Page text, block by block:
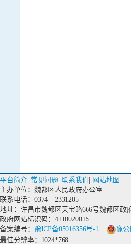
平台简介 常见问题 联系我们
网站地图
主办单位：魏都区人民政府办公室
联系电话：0374—2331205
地址：许昌市魏都区天宝路666号魏都区政
政府网站标识码：4110020015
备案编号： 豫ICP备05016356号-1
豫公
最佳分辨率：1024*768